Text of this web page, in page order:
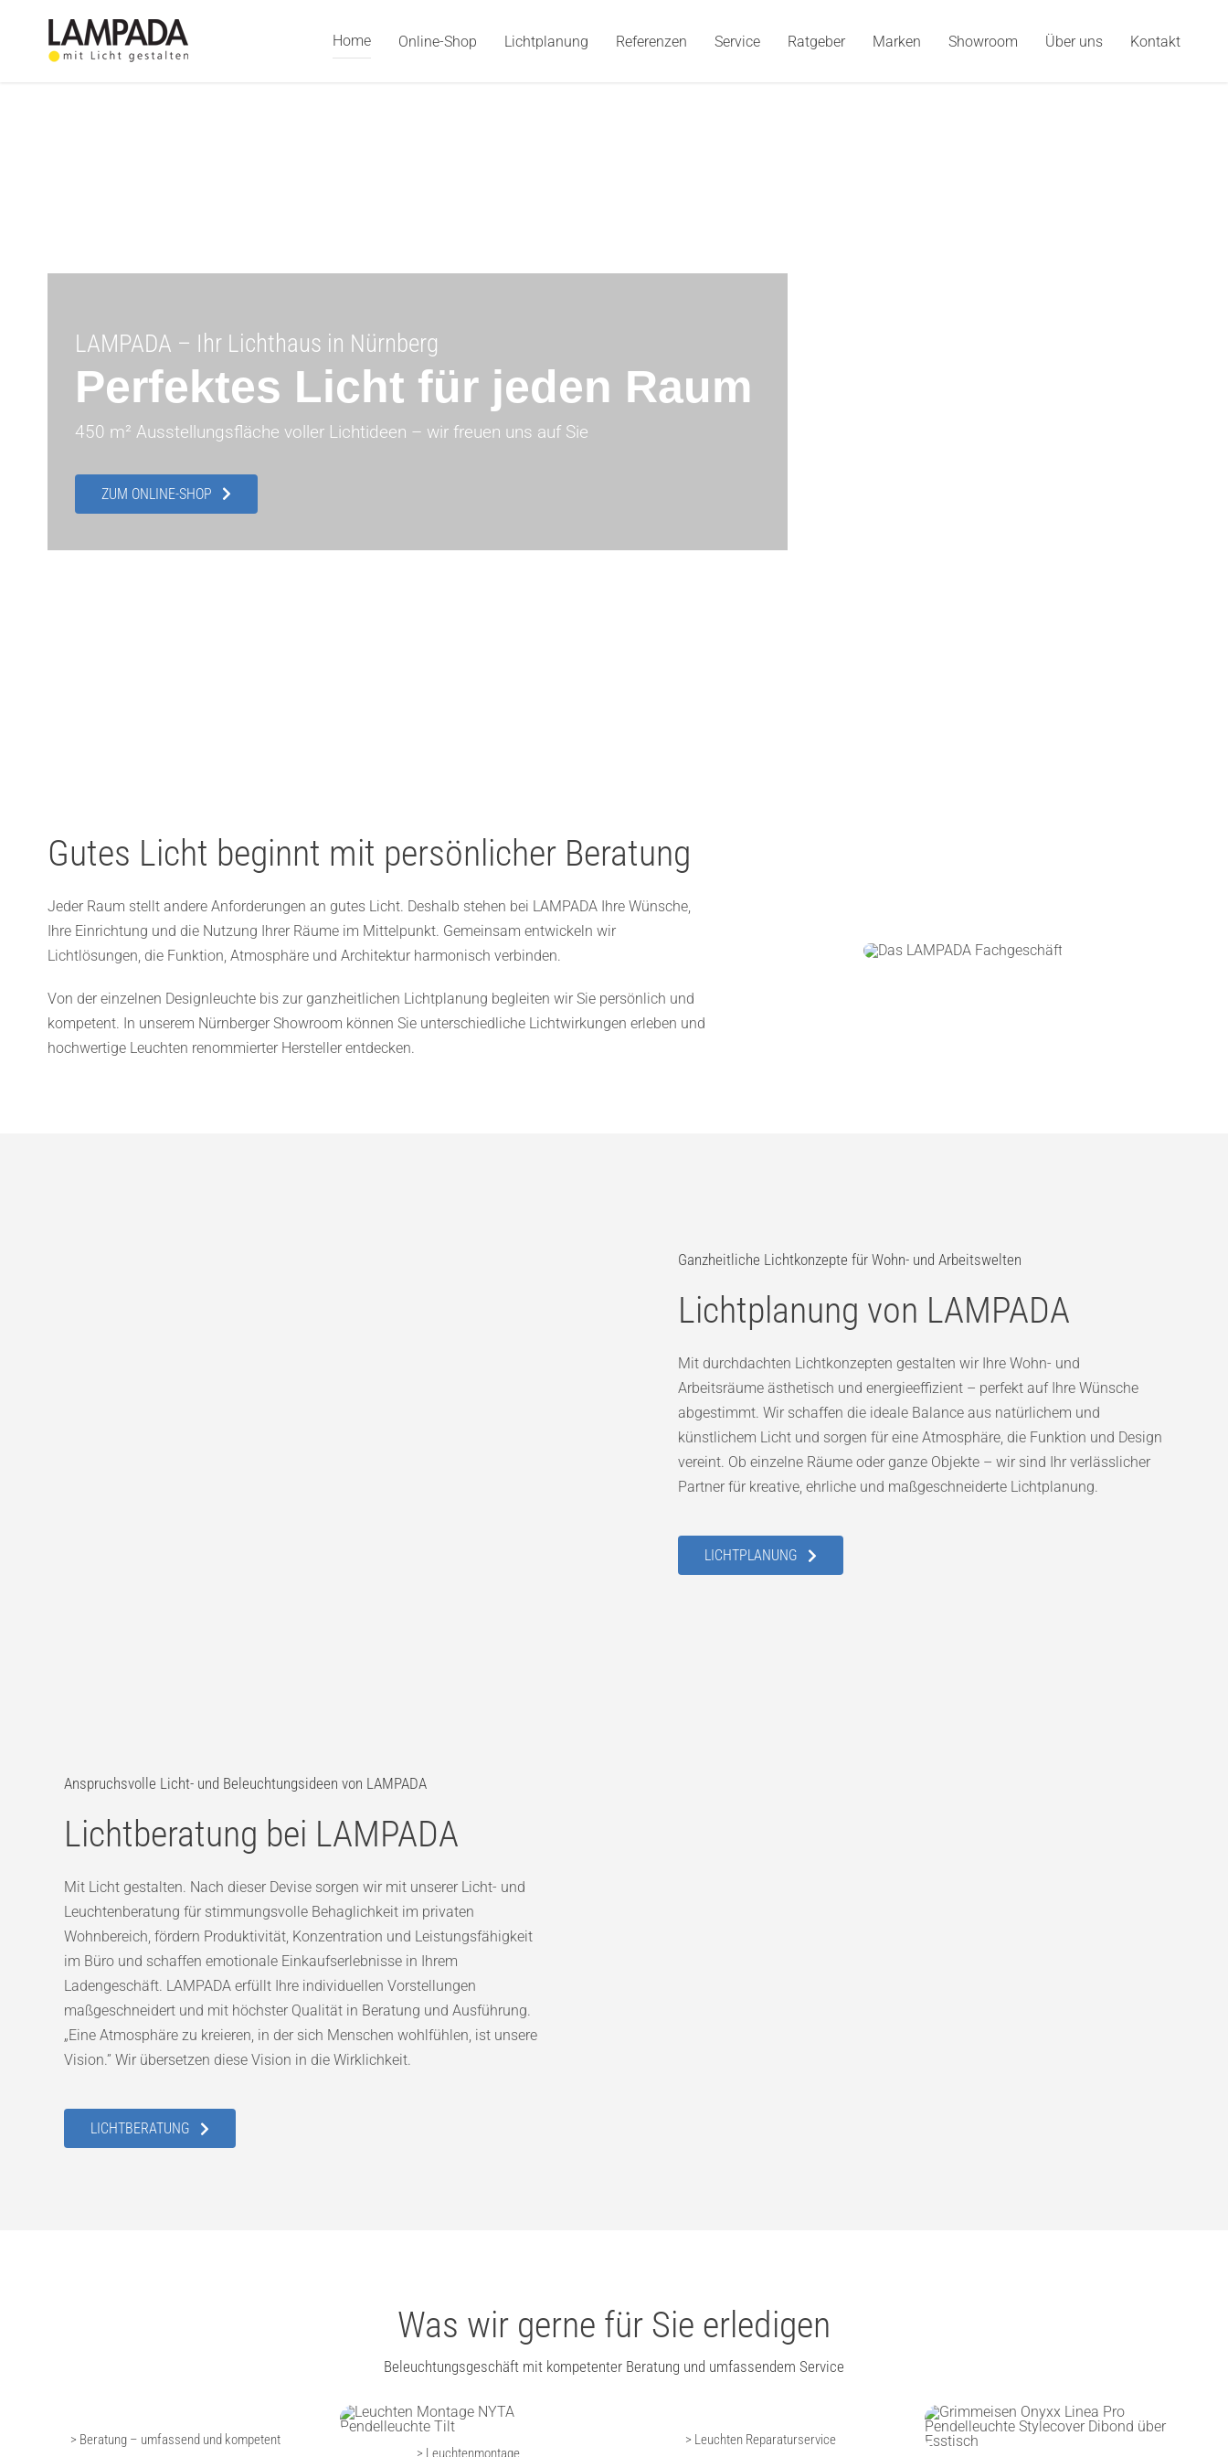
Home Online-Shop Lichtplanung Referenzen Service Ratgeber Marken Showroom Über uns Kontakt
LAMPADA – Ihr Lichthaus in Nürnberg
Perfektes Licht für jeden Raum
450 m² Ausstellungsfläche voller Lichtideen – wir freuen uns auf Sie
ZUM ONLINE-SHOP
Gutes Licht beginnt mit persönlicher Beratung
Jeder Raum stellt andere Anforderungen an gutes Licht. Deshalb stehen bei LAMPADA Ihre Wünsche,
Ihre Einrichtung und die Nutzung Ihrer Räume im Mittelpunkt. Gemeinsam entwickeln wir
Lichtlösungen, die Funktion, Atmosphäre und Architektur harmonisch verbinden.
Von der einzelnen Designleuchte bis zur ganzheitlichen Lichtplanung begleiten wir Sie persönlich und
kompetent. In unserem Nürnberger Showroom können Sie unterschiedliche Lichtwirkungen erleben und
hochwertige Leuchten renommierter Hersteller entdecken.
Ganzheitliche Lichtkonzepte für Wohn- und Arbeitswelten
Lichtplanung von LAMPADA
Mit durchdachten Lichtkonzepten gestalten wir Ihre Wohn- und
Arbeitsräume ästhetisch und energieeffizient – perfekt auf Ihre Wünsche
abgestimmt. Wir schaffen die ideale Balance aus natürlichem und
künstlichem Licht und sorgen für eine Atmosphäre, die Funktion und Design
vereint. Ob einzelne Räume oder ganze Objekte – wir sind Ihr verlässlicher
Partner für kreative, ehrliche und maßgeschneiderte Lichtplanung.
LICHTPLANUNG
Anspruchsvolle Licht- und Beleuchtungsideen von LAMPADA
Lichtberatung bei LAMPADA
Mit Licht gestalten. Nach dieser Devise sorgen wir mit unserer Licht- und
Leuchtenberatung für stimmungsvolle Behaglichkeit im privaten
Wohnbereich, fördern Produktivität, Konzentration und Leistungsfähigkeit
im Büro und schaffen emotionale Einkaufserlebnisse in Ihrem
Ladengeschäft. LAMPADA erfüllt Ihre individuellen Vorstellungen
maßgeschneidert und mit höchster Qualität in Beratung und Ausführung.
„Eine Atmosphäre zu kreieren, in der sich Menschen wohlfühlen, ist unsere
Vision.” Wir übersetzen diese Vision in die Wirklichkeit.
LICHTBERATUNG
Was wir gerne für Sie erledigen
Beleuchtungsgeschäft mit kompetenter Beratung und umfassendem Service
> Beratung – umfassend und kompetent
> Leuchtenmontage
> Leuchten Reparaturservice